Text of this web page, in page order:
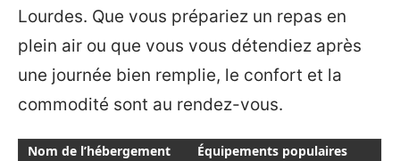
Lourdes. Que vous prépariez un repas en
plein air ou que vous vous détendiez après
une journée bien remplie, le confort et la
commodité sont au rendez-vous.
Nom de l’hébergement
Équipements populaires